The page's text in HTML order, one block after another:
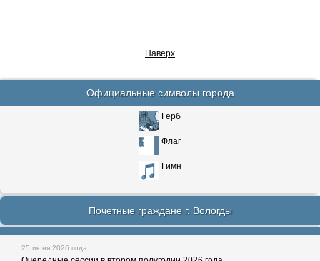
Наверх
Официальные символы города
Герб
Флаг
Гимн
Почетные граждане г. Вологды
25 июня 2026 года